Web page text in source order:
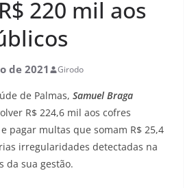
220 mil aos
de 2021 Girodo
de Palmas, Samuel Braga
R$ 224,6 mil aos cofres
pagar multas que somam R$ 25,4
irregularidades detectadas na
da sua gestão.